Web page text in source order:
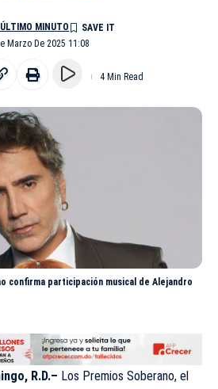
Marzo De 2025 11:08
MINUTO
4 Min Read
confirma participación musical de Alejandro
R.D.– Los Premios Soberano, el